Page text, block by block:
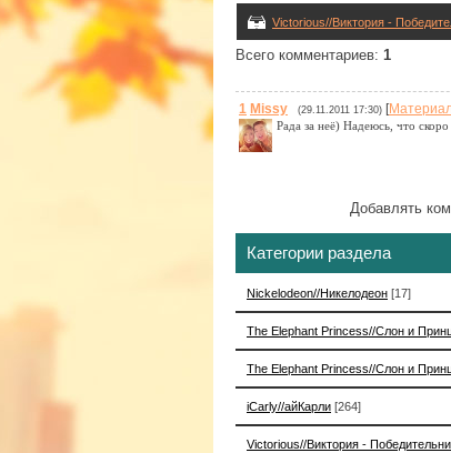
Victorious//Виктория -
Всего комментариев: 1
1 Missy (29.11.2011 17:30) [
Рада за неё) Надеюсь, что
Добавлять
Категории раздела
Nickelodeon//Никелодеон [17]
The Elephant Princess//Слон и
The Elephant Princess//Слон и
iCarly//айКарли [264]
Victorious//Виктория -